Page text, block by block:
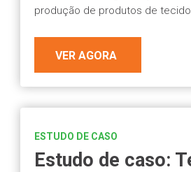
produção de produtos de
VER AGORA
ESTUDO DE CASO
Estudo de caso: